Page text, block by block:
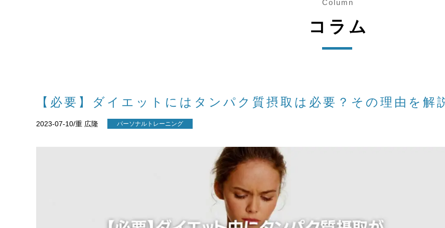
Column
コラム
【必要】ダイエットにはタンパク質摂取は必要？その理由を解
2023-07-10/重 広隆 パーソナルトレーニング